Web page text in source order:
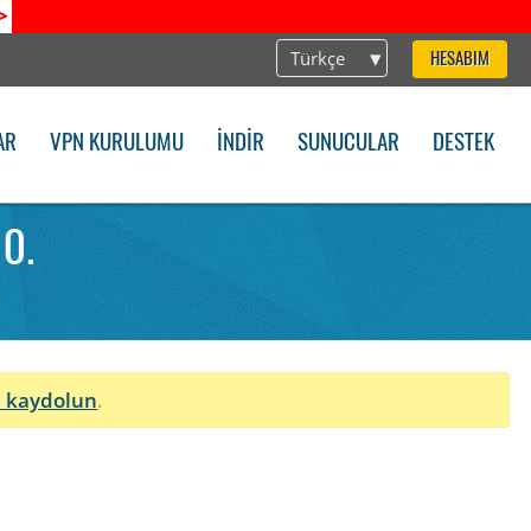
Türkçe HESABIM
VPN KURULUMU İNDIR SUNUCULAR DESTEK
kaydolun.